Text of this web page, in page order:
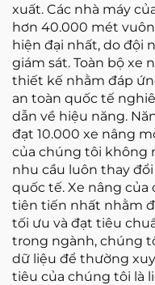
xuất. Các nhà máy
hơn 40.000 mét
hiện đại nhất, do đội
giám sát. Toàn bộ xe
thiết kế nhằm đáp
an toàn quốc tế
dẫn về hiệu năng.
đạt 10.000 xe nâng
của chúng tôi không
nhu cầu luôn thay
quốc tế. Xe nâng
tiên tiến nhất nhằm
tối ưu và đạt tiêu
trong ngành, chúng
dữ liệu để thường
tiêu của chúng tôi là